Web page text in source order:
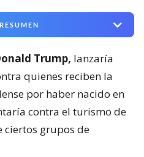
Trump, lanzaría
quienes reciben la
por haber nacido en
contra el turismo de
ciertos grupos de